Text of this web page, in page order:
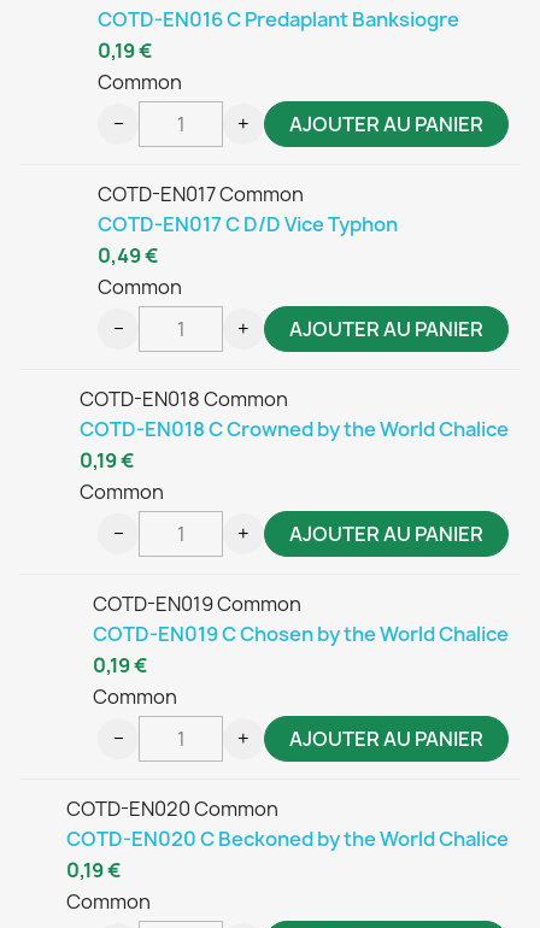
COTD-EN016 C Predaplant Banksiogre
Common
0,19 €
− + AJOUTER AU PANIER
COTD-EN017 Common
COTD-EN017 C D/D Vice Typhon
Common
0,49 €
− + AJOUTER AU PANIER
COTD-EN018 Common
COTD-EN018 C Crowned by the World Chalice
Common
0,19 €
− + AJOUTER AU PANIER
COTD-EN019 Common
COTD-EN019 C Chosen by the World Chalice
Common
0,19 €
− + AJOUTER AU PANIER
COTD-EN020 Common
COTD-EN020 C Beckoned by the World Chalice
Common
0,19 €